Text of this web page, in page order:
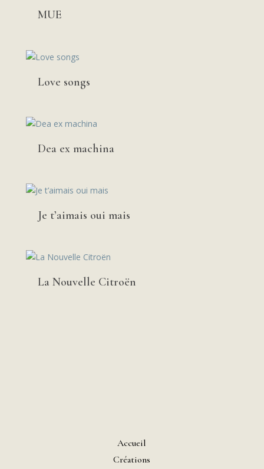
MUE
Love songs
Dea ex machina
Je t’aimais oui mais
La Nouvelle Citroën
Accueil
Créations